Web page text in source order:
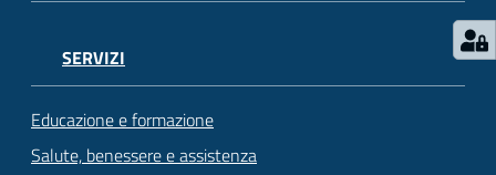
SERVIZI
Educazione e formazione
Salute, benessere e assistenza